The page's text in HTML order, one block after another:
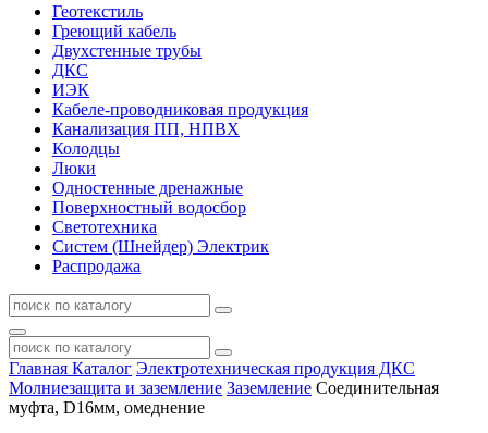
Геотекстиль
Греющий кабель
Двухстенные трубы
ДКС
ИЭК
Кабеле-проводниковая продукция
Канализация ПП, НПВХ
Колодцы
Люки
Одностенные дренажные
Поверхностный водосбор
Светотехника
Систем (Шнейдер) Электрик
Распродажа
Главная Каталог Электротехническая продукция ДКС
Молниезащита и заземление Заземление Соединительная
муфта, D16мм, омеднение